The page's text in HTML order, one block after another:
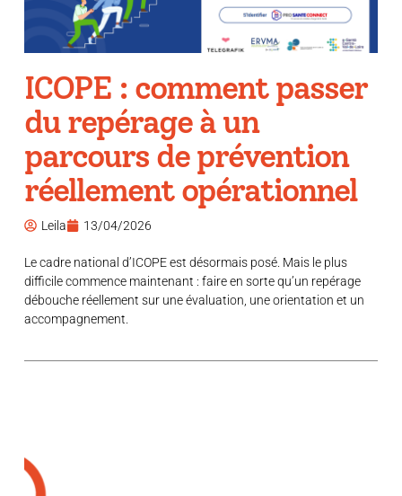
ICOPE : comment passer
du repérage à un
parcours de prévention
réellement opérationnel
Leila 13/04/2026
Le cadre national d’ICOPE est désormais posé. Mais le plus
difficile commence maintenant : faire en sorte qu’un repérage
débouche réellement sur une évaluation, une orientation et un
accompagnement.